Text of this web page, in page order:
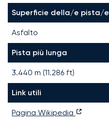
Superficie della/e pista/e
Asfalto
Pista più lunga
3.440 m (11.286 ft)
Link utili
Pagina Wikipedia